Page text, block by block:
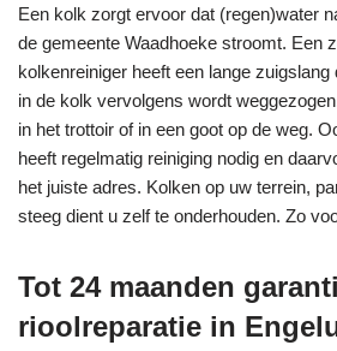
Een kolk zorgt ervoor dat (regen)water
de gemeente Waadhoeke stroomt. Een
kolkenreiniger heeft een lange
in de kolk vervolgens wordt
in het trottoir of in een goot op de weg.
heeft regelmatig reiniging nodig en
het juiste adres. Kolken op uw terrein,
steeg dient u zelf te onderhouden. Zo
Tot 24 maanden
rioolreparatie in